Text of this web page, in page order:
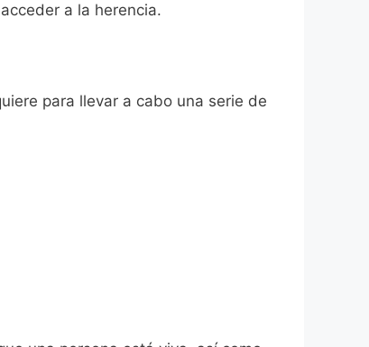
a la herencia.
para llevar a cabo una serie de